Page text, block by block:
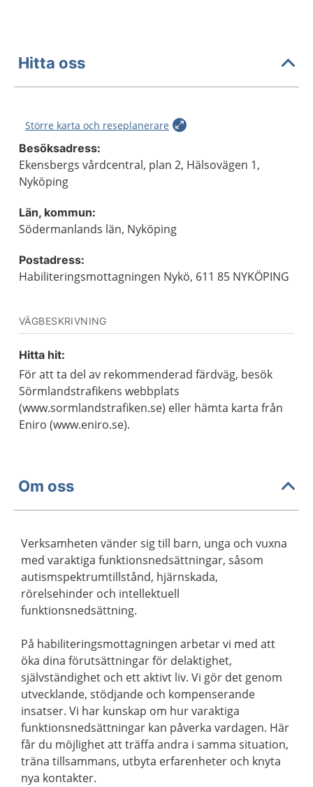
Hitta oss
Större karta och reseplanerare
Besöksadress:
Ekensbergs vårdcentral, plan 2, Hälsovägen 1,
Nyköping
Län, kommun:
Södermanlands län, Nyköping
Postadress:
Habiliteringsmottagningen Nykö, 611 85 NYKÖPING
VÄGBESKRIVNING
Hitta hit:
För att ta del av rekommenderad färdväg, besök
Sörmlandstrafikens webbplats
(www.sormlandstrafiken.se) eller hämta karta från
Eniro (www.eniro.se).
Om oss
Verksamheten vänder sig till barn, unga och vuxna
med varaktiga funktionsnedsättningar, såsom
autismspektrumtillstånd, hjärnskada,
rörelsehinder och intellektuell
funktionsnedsättning.
På habiliteringsmottagningen arbetar vi med att
öka dina förutsättningar för delaktighet,
självständighet och ett aktivt liv. Vi gör det genom
utvecklande, stödjande och kompenserande
insatser. Vi har kunskap om hur varaktiga
funktionsnedsättningar kan påverka vardagen. Här
får du möjlighet att träffa andra i samma situation,
träna tillsammans, utbyta erfarenheter och knyta
nya kontakter.